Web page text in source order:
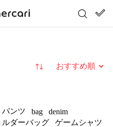
並び替え
パンツ bag
denim
ルダーバッグ ゲームシャツ